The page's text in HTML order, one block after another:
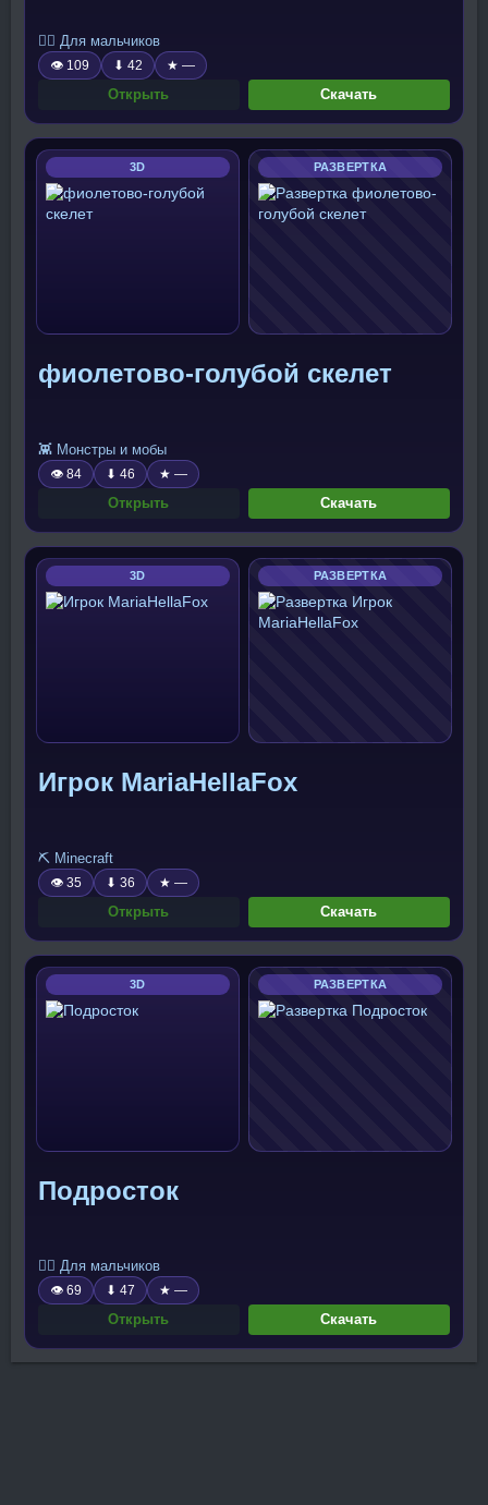
🧍‍♂️ Для мальчиков
👁 109 ⬇ 42 ★ —
Открыть Скачать
3D РАЗВЕРТКА
фиолетово-голубой скелет
👾 Монстры и мобы
👁 84 ⬇ 46 ★ —
Открыть Скачать
3D РАЗВЕРТКА
Игрок MariaHellaFox
⛏️ Minecraft
👁 35 ⬇ 36 ★ —
Открыть Скачать
3D РАЗВЕРТКА
Подросток
🧍‍♂️ Для мальчиков
👁 69 ⬇ 47 ★ —
Открыть Скачать